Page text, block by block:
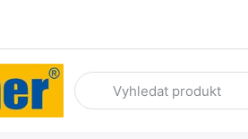
Zadejte hledaný výraz.